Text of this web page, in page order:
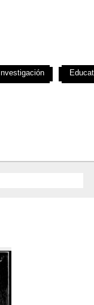
Investigación